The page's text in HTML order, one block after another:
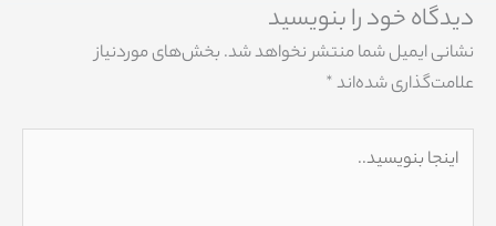
دیدگاه‌ خود را بنویسید
نشانی ایمیل شما منتشر نخواهد شد.بخش‌های موردنیاز
علامت‌گذاری شده‌اند*
اینجا
بنویسید..